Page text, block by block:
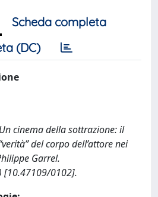
Scheda completa
(DC)
cinema della sottrazione: il
del corpo dell’attore nei
Garrel.
[10.47109/0102].